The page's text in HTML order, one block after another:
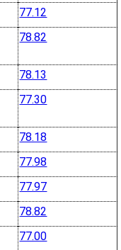
77.12
78.82
78.13
77.30
78.18
77.98
77.97
78.82
77.00